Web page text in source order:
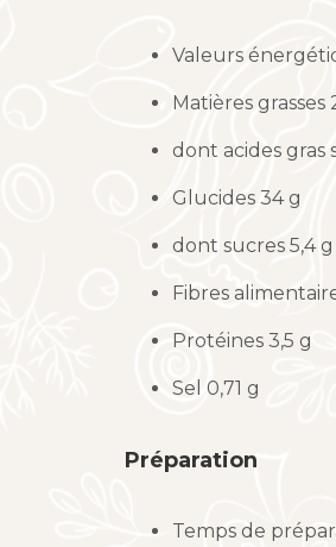
Valeurs
Matières grasses
dont acides gras
Glucides 34 g
dont sucres 5,4 g
Fibres
Protéines 3,5 g
Sel 0,71 g
Préparation
Temps de